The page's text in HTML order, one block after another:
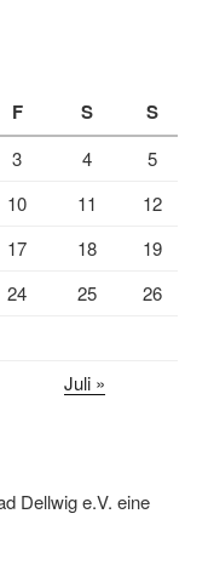
F S S
3 4
5
10 11
12
17 18
19
24 25
26
Juli »
Dellwig e.V. eine